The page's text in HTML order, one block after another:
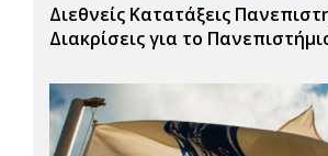
Διεθνείς Κατατάξεις
Διακρίσεις για το